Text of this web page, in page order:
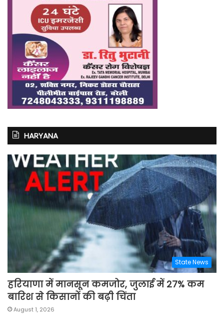
HARYANA
State News
हरियाणा में मानसून कमजोर, जुलाई में 27% कम
बारिश से किसानों की बढ़ी चिंता
August 1, 2026